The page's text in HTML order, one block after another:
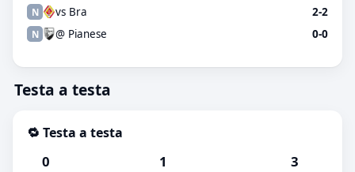
N vs Bra 2-2
N @ Pianese 0-0
Testa a testa
🔁 Testa a testa
0 1 3